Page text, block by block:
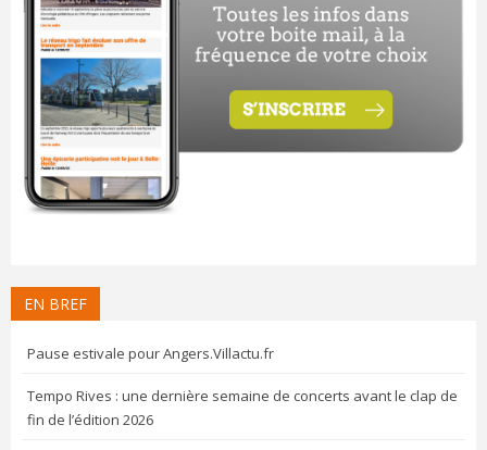
EN BREF
Pause estivale pour Angers.Villactu.fr
Tempo Rives : une dernière semaine de concerts avant le clap de
fin de l’édition 2026